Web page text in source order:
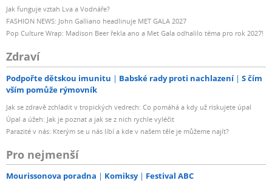
Jak funguje vztah Lva a Vodnáře?
FASHION NEWS: John Galliano headlinuje MET GALA 2027
Pop Culture Wrap: Madison Beer řekla ano a Met Gala odhalilo téma pro rok 2027!
Zdraví
Podpořte dětskou imunitu Babské rady proti nachlazení
S čím
vším pomůže rýmovník
Jak se zdravě zchladit v tropických vedrech: Co pomáhá a kdy už riskujete úpal
Úpal a úžeh: Jak je poznat a jak se z nich rychle vyléčit
Parazité v nás: Kterým se u nás líbí a kde v našem těle je můžeme najít?
Pro nejmenší
Mourissonova poradna Komiksy Festival ABC